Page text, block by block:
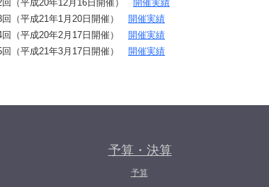
回（平成20年12月16日開催） 開催実績
回（平成21年1月20日開催） 開催実績
回（平成20年2月17日開催） 開催実績
回（平成21年3月17日開催） 開催実績
予算・決算
予算